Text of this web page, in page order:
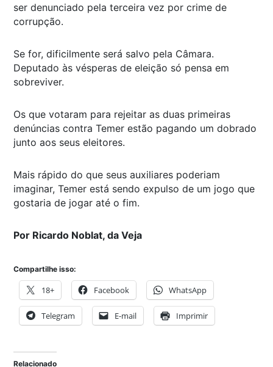
ser denunciado pela terceira vez por crime de
corrupção.
Se for, dificilmente será salvo pela Câmara.
Deputado às vésperas de eleição só pensa em
sobreviver.
Os que votaram para rejeitar as duas primeiras
denúncias contra Temer estão pagando um dobrado
junto aos seus eleitores.
Mais rápido do que seus auxiliares poderiam
imaginar, Temer está sendo expulso de um jogo que
gostaria de jogar até o fim.
Por Ricardo Noblat, da Veja
Compartilhe isso:
18+ Facebook WhatsApp
Telegram E-mail Imprimir
Relacionado